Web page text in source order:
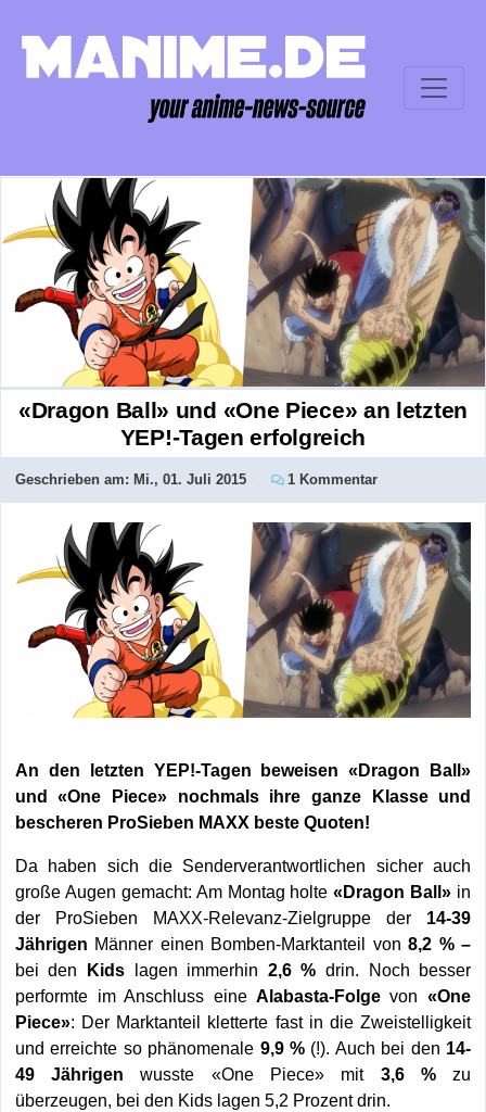
«Dragon Ball» und «One Piece» an letzten
YEP!-Tagen erfolgreich
Geschrieben am: Mi., 01. Juli 2015 1 Kommentar
An den letzten YEP!-Tagen beweisen «Dragon Ball»
und «One Piece» nochmals ihre ganze Klasse und
bescheren ProSieben MAXX beste Quoten!
Da haben sich die Senderverantwortlichen sicher auch
große Augen gemacht: Am Montag holte«Dragon Ball» in
der ProSieben MAXX-Relevanz-Zielgruppe der 14-39
Jährigen Männer einen Bomben-Marktanteil von8,2 % –
bei den Kids lagen immerhin 2,6 % drin. Noch besser
performte im Anschluss eine Alabasta-Folgevon «One
Piece»: Der Marktanteil kletterte fast in die Zweistelligkeit
und erreichte so phänomenale 9,9 % (!). Auch bei den 14-
49 Jährigen wusste «One Piece» mit 3,6 %zu
überzeugen, bei den Kids lagen 5,2 Prozent drin.